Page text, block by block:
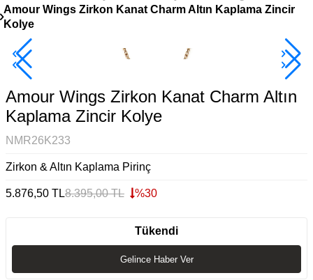
Amour Wings Zirkon Kanat Charm Altın Kaplama Zincir
Kolye
2+ Ürüne +%10
Amour Wings Zirkon Kanat Charm Altın
Kaplama Zincir Kolye
NMR26K233
Zirkon & Altın Kaplama Pirinç
5.876,50 TL8.395,00TL %30
Tükendi
Gelince Haber Ver